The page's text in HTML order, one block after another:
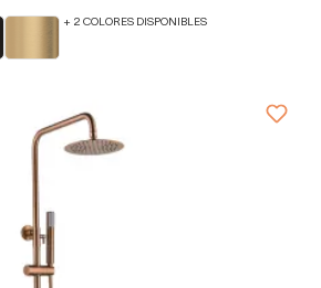
+ 2 COLORES DISPONIBLES